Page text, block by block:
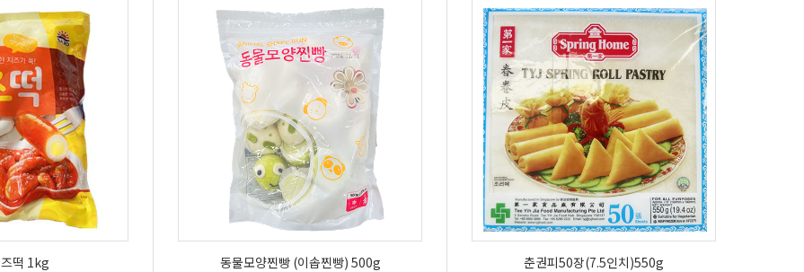
떡 1kg 동물모양찐빵 (이솝찐빵) 500g 춘권피50장(7.5인치)550g